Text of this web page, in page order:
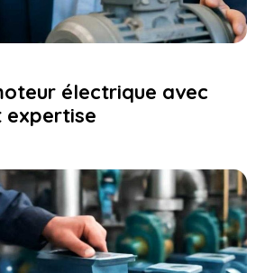
électrique avec
expertise